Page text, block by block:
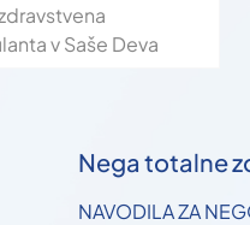
v Saše Deva
Nega totalne
NAVODILA ZA